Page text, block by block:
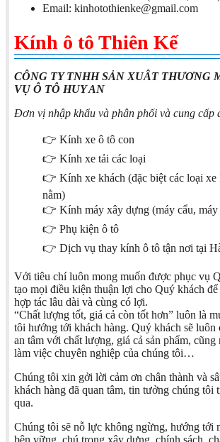
Email: kinhotothienke@gmail.com
Kính ô tô Thiên Kế
CÔNG TY TNHH SẢN XUÂT THƯƠNG
VỤ Ô TÔ HUY AN
Đơn vị nhập khẩu và phân phối và cung cấp
👉 Kính xe ô tô con
👉 Kính xe tải các loại
👉 Kính xe khách (đặc biệt các loại xe
nằm)
👉 Kính máy xây dựng (máy cẩu,
👉 Phụ kiện ô tô
👉 Dịch vụ thay kính ô tô tận nơi tại
Với tiêu chí luôn mong muốn được phục vụ
tạo mọi điều kiện thuận lợi cho Quý khách
hợp tác lâu dài và cùng có lợi.
“Chất lượng tốt, giá cả còn tốt hơn” luôn là
tôi hướng tới khách hàng. Quý khách sẽ luôn
an tâm với chất lượng, giá cả sản phẩm, cũng
làm việc chuyên nghiệp của chúng tôi…
Chúng tôi xin gởi lời cảm ơn chân thành và
khách hàng đã quan tâm, tin tưởng chúng tôi
qua.
Chúng tôi sẽ nỗ lực không ngừng, hướng tới